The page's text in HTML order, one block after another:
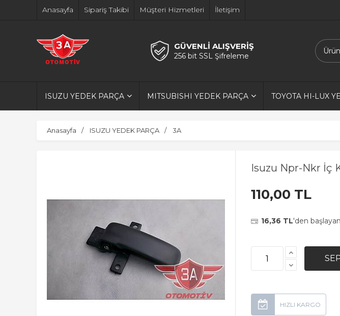
Anasayfa Sipariş Takibi Müşteri Hizmetleri İletişim
GÜVENLİ ALIŞVERİŞ
256 bit SSL Şifreleme
ISUZU YEDEK PARÇA MITSUBISHI YEDEK PARÇA TOYOTA HI-LUX
Anasayfa ISUZU YEDEK PARÇA 3A
Isuzu Npr-Nkr İç
110,00 TL
16,36 TL'den